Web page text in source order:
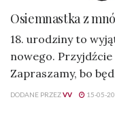
Osiemnastka z
18. urodziny to
nowego.
Zapraszamy, bo
DODANE PRZEZVV 15-05-